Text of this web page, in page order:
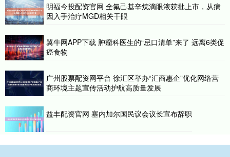
明福今投配资官网 全氟己基辛烷滴眼液获批上市，从病
因入手治疗MGD相关干眼
翼牛网APP下载 肿瘤科医生的“忌口清单”来了 远离6类促
癌食物
广州股票配资网平台 徐汇区举办“汇商惠企”优化网络营
商环境主题宣传活动护航高质量发展
益丰配资官网 塞内加尔国民议会议长宣布辞职